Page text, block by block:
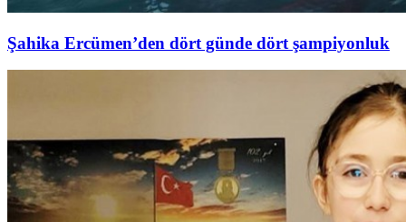
Şahika Ercümen’den dört günde dört şampiyonluk